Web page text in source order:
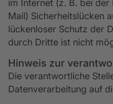
im Internet (z. B. bei
Mail) Sicherheitslücken
lückenloser Schutz der
durch Dritte ist nicht
Hinweis zur
Die verantwortliche
Datenverarbeitung auf